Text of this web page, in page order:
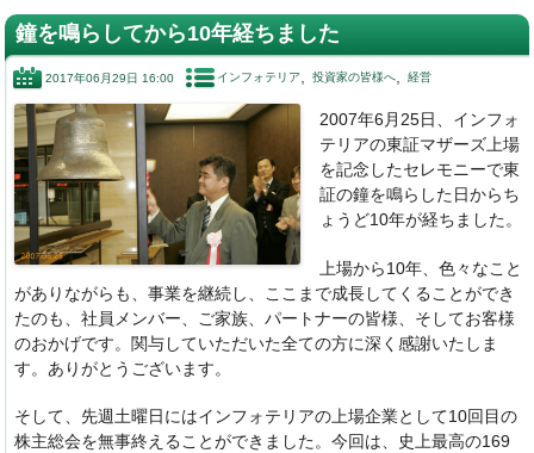
c
e
b
o
o
k
k
e
dI
n
e
e
n
a
鐘を鳴らしてから10年経ちました
2017年06月29日 16:00 インフォテリア 投資家の皆様へ 経営
2007年6月25日、インフォ
テリアの東証マザーズ上場
を記念したセレモニーで東
証の鐘を鳴らした日からち
ょうど10年が経ちました。
上場から10年、色々なこと
がありながらも、事業を継続し、ここまで成長してくることができ
たのも、社員メンバー、ご家族、パートナーの皆様、そしてお客様
のおかげです。関与していただいた全ての方に深く感謝いたしま
す。ありがとうございます。
そして、先週土曜日にはインフォテリアの上場企業として10回目の
株主総会を無事終えることができました。今回は、史上最高の169